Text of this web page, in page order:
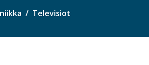
Televisiot